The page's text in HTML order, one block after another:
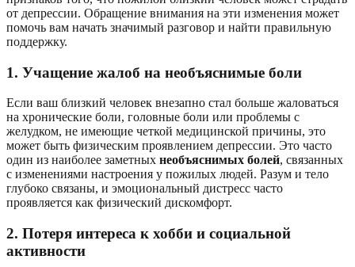
от депрессии. Обращение внимания на эти изменения может
помочь вам начать значимый разговор и найти правильную
поддержку.
1. Учащение жалоб на необъяснимые боли
Если ваш близкий человек внезапно стал больше жаловаться
на хронические боли, головные боли или проблемы с
желудком, не имеющие четкой медицинской причины, это
может быть физическим проявлением депрессии. Это часто
один из наиболее заметных необъяснимых болей, связанных
с изменениями настроения у пожилых людей. Разум и тело
глубоко связаны, и эмоциональный дистресс часто
проявляется как физический дискомфорт.
2. Потеря интереса к хобби и социальной
активности